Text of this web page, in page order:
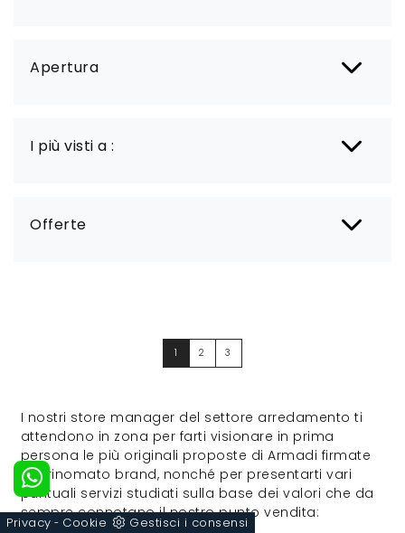
Apertura
I più visti a :
Offerte
1 2 3
I nostri store manager del settore arredamento ti
attendono in zona per farti visionare in prima
persona le più originali proposte di Armadi firmate
dal rinomato brand, nonché per presentarti vari
puntuali servizi studiati sulla base dei valori che da
sempre connotano il nostro punto vendita:
Privacy - Cookie Gestisci i consensi